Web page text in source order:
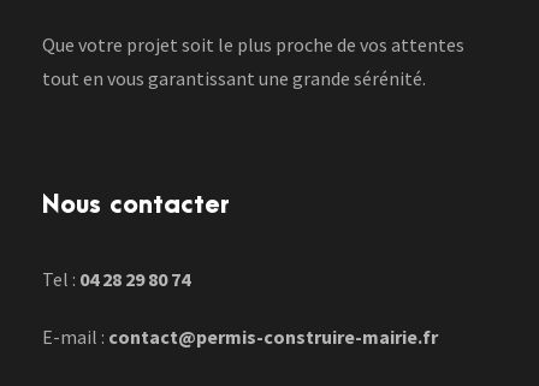
Que votre projet soit le plus proche de vos attentes
tout en vous garantissant une grande sérénité.
Nous contacter
Tel : 04 28 29 80 74
E-mail : contact@permis-construire-mairie.fr